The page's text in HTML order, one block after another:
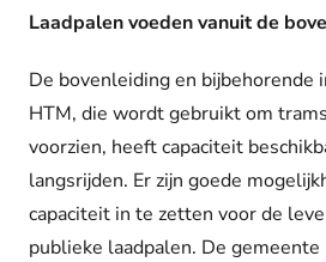
Laadpalen voeden vanuit de
De bovenleiding en bijbehorende
HTM, die wordt gebruikt om
voorzien, heeft capaciteit
langsrijden. Er zijn goede
capaciteit in te zetten voor de
publieke laadpalen. De